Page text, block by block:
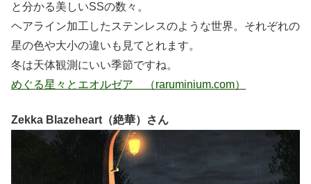
と分かる美しいSSの数々。
ヘアライン加工したステンレスのような世界。それぞれの
星の色や大小の違いも見てとれます。
冬は天体観測にいい季節ですね。
めぐる星々とエオルゼア （raruminium.com）
Zekka Blazeheart（絶華）さん